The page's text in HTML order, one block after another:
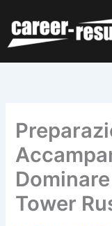
content
Tower